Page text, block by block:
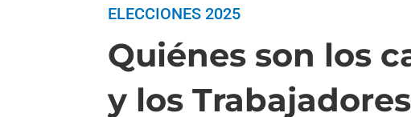
ELECCIONES 2025
Quiénes son los
y los